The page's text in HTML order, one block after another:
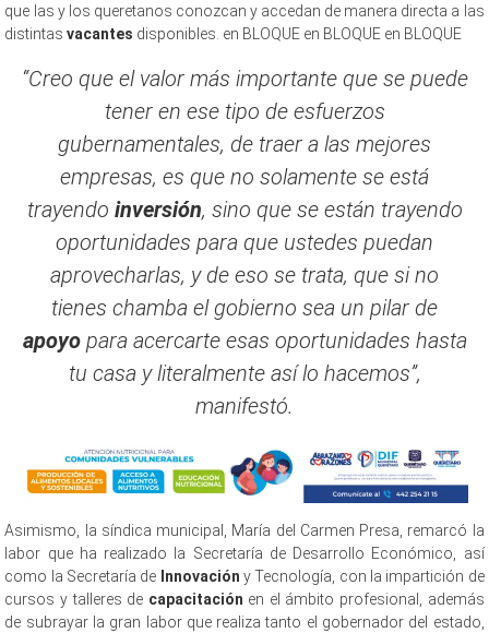
que las y los queretanos conozcan y accedan de manera directa a las
distintasvacantes disponibles. en BLOQUE en BLOQUE en BLOQUE
“Creo que el valor más importante que se puede
tener en ese tipo de esfuerzos
gubernamentales, de traer a las mejores
empresas, es que no solamente se está
trayendo inversión, sino que se están trayendo
oportunidades para que ustedes puedan
aprovecharlas, y de eso se trata, que si no
tienes chamba el gobierno sea un pilar de
apoyopara acercarte esas oportunidades hasta
tu casa y literalmente así lo hacemos”,
manifestó.
Asimismo, la síndica municipal, María del Carmen Presa, remarcó la
labor que ha realizado la Secretaría de Desarrollo Económico, así
como la Secretaría de Innovación y Tecnología, con la impartición de
cursos y talleres de capacitación en el ámbito profesional, además
de subrayar la gran labor que realiza tanto el gobernador del estado,